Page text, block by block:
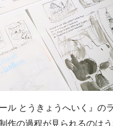
ル とうきょうへいく』の
作の過程が見られるのは